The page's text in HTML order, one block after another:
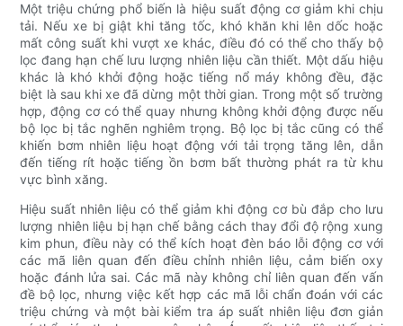
Một triệu chứng phổ biến là hiệu suất động cơ giảm khi chịu
tải. Nếu xe bị giật khi tăng tốc, khó khăn khi lên dốc hoặc
mất công suất khi vượt xe khác, điều đó có thể cho thấy bộ
lọc đang hạn chế lưu lượng nhiên liệu cần thiết. Một dấu hiệu
khác là khó khởi động hoặc tiếng nổ máy không đều, đặc
biệt là sau khi xe đã dừng một thời gian. Trong một số trường
hợp, động cơ có thể quay nhưng không khởi động được nếu
bộ lọc bị tắc nghẽn nghiêm trọng. Bộ lọc bị tắc cũng có thể
khiến bơm nhiên liệu hoạt động với tải trọng tăng lên, dẫn
đến tiếng rít hoặc tiếng ồn bơm bất thường phát ra từ khu
vực bình xăng.
Hiệu suất nhiên liệu có thể giảm khi động cơ bù đắp cho lưu
lượng nhiên liệu bị hạn chế bằng cách thay đổi độ rộng xung
kim phun, điều này có thể kích hoạt đèn báo lỗi động cơ với
các mã liên quan đến điều chỉnh nhiên liệu, cảm biến oxy
hoặc đánh lửa sai. Các mã này không chỉ liên quan đến vấn
đề bộ lọc, nhưng việc kết hợp các mã lỗi chẩn đoán với các
triệu chứng và một bài kiểm tra áp suất nhiên liệu đơn giản